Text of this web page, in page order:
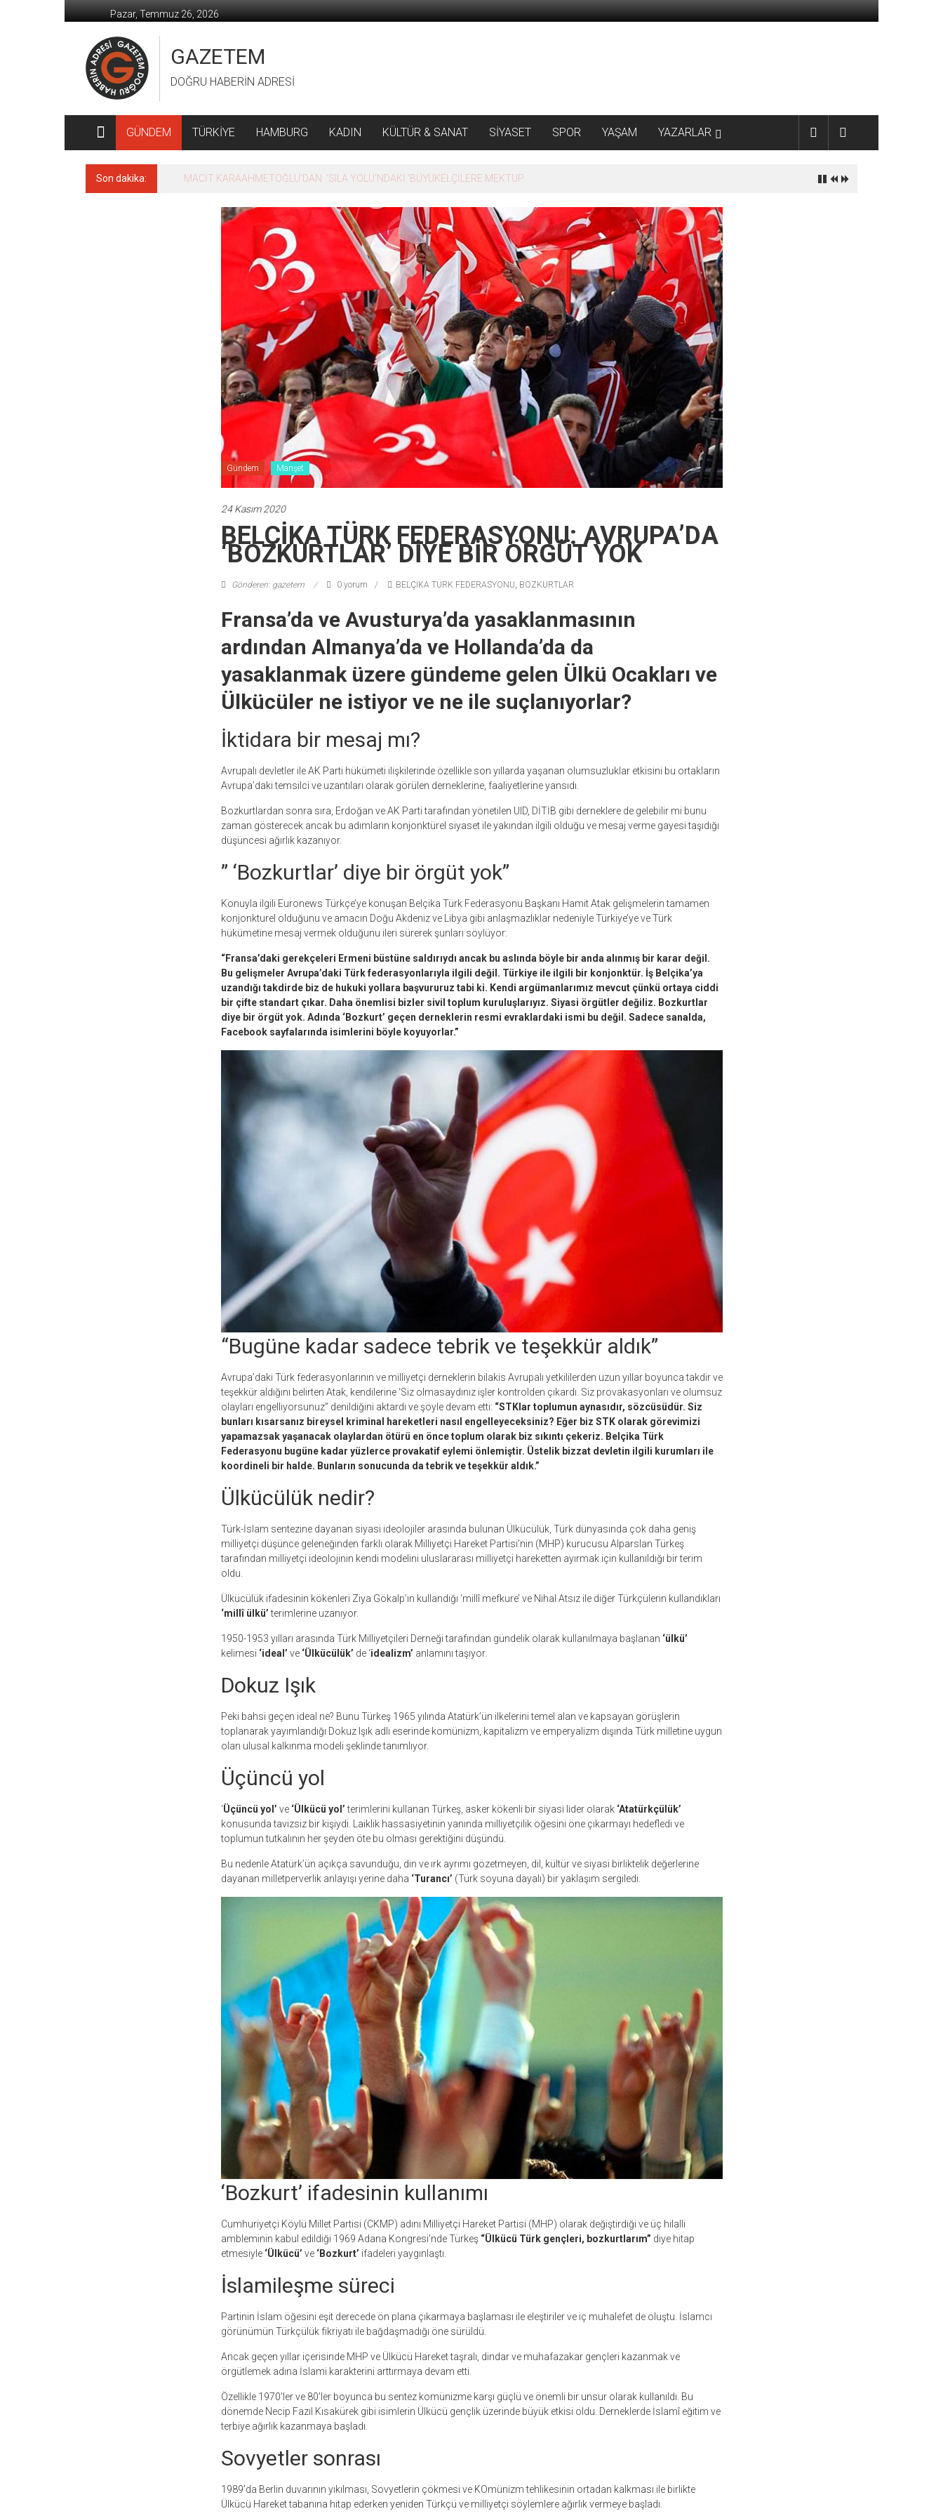
geç
Pazar, Temmuz 26, 2026
GAZETEM
DOĞRU HABERİN ADRESİ
GÜNDEM TÜRKİYE HAMBURG KADIN KÜLTÜR & SANAT SİYASET SPOR YAŞAM YAZARLAR
Son dakika: MACİT KARAAHMETOĞLU’DAN ‘SILA YOLU’NDAKİ ’BÜYÜKELÇİLERE MEKTUP
Gündem Manşet
24 Kasım 2020
BELÇİKA TÜRK FEDERASYONU: AVRUPA’DA
‘BOZKURTLAR’ DİYE BİR ÖRGÜT YOK
Gönderen: gazetem 0 yorum BELÇİKA TÜRK FEDERASYONU, BOZKURTLAR
Fransa’da ve Avusturya’da yasaklanmasının
ardından Almanya’da ve Hollanda’da da
yasaklanmak üzere gündeme gelen Ülkü Ocakları ve
Ülkücüler ne istiyor ve ne ile suçlanıyorlar?
İktidara bir mesaj mı?
Avrupalı devletler ile AK Parti hükümeti ilişkilerinde özellikle son yıllarda yaşanan olumsuzluklar etkisini bu ortakların
Avrupa’daki temsilci ve uzantıları olarak görülen derneklerine, faaliyetlerine yansıdı.
Bozkurtlardan sonra sıra, Erdoğan ve AK Parti tarafından yönetilen UID, DİTİB gibi derneklere de gelebilir mi bunu
zaman gösterecek ancak bu adımların konjonktürel siyaset ile yakından ilgili olduğu ve mesaj verme gayesi taşıdığı
düşüncesi ağırlık kazanıyor.
” ‘Bozkurtlar’ diye bir örgüt yok”
Konuyla ilgili Euronews Türkçe’ye konuşan Belçika Türk Federasyonu Başkanı Hamit Atak gelişmelerin tamamen
konjonkturel olduğunu ve amacın Doğu Akdeniz ve Libya gibi anlaşmazlıklar nedeniyle Türkiye’ye ve Türk
hükümetine mesaj vermek olduğunu ileri sürerek şunları söylüyor:
“Fransa’daki gerekçeleri Ermeni büstüne saldırıydı ancak bu aslında böyle bir anda alınmış bir karar değil.
Bu gelişmeler Avrupa’daki Türk federasyonlarıyla ilgili değil. Türkiye ile ilgili bir konjonktür. İş Belçika’ya
uzandığı takdirde biz de hukuki yollara başvururuz tabi ki. Kendi argümanlarımız mevcut çünkü ortaya ciddi
bir çifte standart çıkar. Daha önemlisi bizler sivil toplum kuruluşlarıyız. Siyasi örgütler değiliz. Bozkurtlar
diye bir örgüt yok. Adında ‘Bozkurt’ geçen derneklerin resmi evraklardaki ismi bu değil. Sadece sanalda,
Facebook sayfalarında isimlerini böyle koyuyorlar.”
“Bugüne kadar sadece tebrik ve teşekkür aldık”
Avrupa’daki Türk federasyonlarının ve milliyetçi derneklerin bilakis Avrupalı yetkililerden uzun yıllar boyunca takdir ve
teşekkür aldığını belirten Atak, kendilerine ‘Siz olmasaydınız işler kontrolden çıkardı. Siz provakasyonları ve olumsuz
olayları engelliyorsunuz” denildiğini aktardı ve şöyle devam etti: “STKlar toplumun aynasıdır, sözcüsüdür. Siz
bunları kısarsanız bireysel kriminal hareketleri nasıl engelleyeceksiniz? Eğer biz STK olarak görevimizi
yapamazsak yaşanacak olaylardan ötürü en önce toplum olarak biz sıkıntı çekeriz. Belçika Türk
Federasyonu bugüne kadar yüzlerce provakatif eylemi önlemiştir. Üstelik bizzat devletin ilgili kurumları ile
koordineli bir halde. Bunların sonucunda da tebrik ve teşekkür aldık.”
Ülkücülük nedir?
Türk-İslam sentezine dayanan siyasi ideolojiler arasında bulunan Ülkücülük, Türk dünyasında çok daha geniş
milliyetçi düşünce geleneğinden farklı olarak Milliyetçi Hareket Partisi’nin (MHP) kurucusu Alparslan Türkeş
tarafından milliyetçi ideolojinin kendi modelini uluslararası milliyetçi hareketten ayırmak için kullanıldığı bir terim
oldu.
Ülkücülük ifadesinin kökenleri Ziya Gökalp’ın kullandığı ‘millî mefkure’ ve Nihal Atsız ile diğer Türkçülerin kullandıkları
‘millî ülkü’terimlerine uzanıyor.
1950-1953 yılları arasında Türk Milliyetçileri Derneği tarafından gündelik olarak kullanılmaya başlanan ‘ülkü’
kelimesi ‘ideal’ ve ‘Ülkücülük’ de ‘idealizm’ anlamını taşıyor.
Dokuz Işık
Peki bahsi geçen ideal ne? Bunu Türkeş 1965 yılında Atatürk’ün ilkelerini temel alan ve kapsayan görüşlerin
toplanarak yayımlandığı Dokuz Işık adlı eserinde komünizm, kapitalizm ve emperyalizm dışında Türk milletine uygun
olan ulusal kalkınma modeli şeklinde tanımlıyor.
Üçüncü yol
‘Üçüncü yol’ ve ‘Ülkücü yol’terimlerini kullanan Türkeş, asker kökenli bir siyasi lider olarak ‘Atatürkçülük’
konusunda tavizsiz bir kişiydi. Laiklik hassasiyetinin yanında milliyetçilik öğesini öne çıkarmayı hedefledi ve
toplumun tutkalının her şeyden öte bu olması gerektiğini düşündü.
Bu nedenle Atatürk’ün açıkça savunduğu, din ve ırk ayrımı gözetmeyen, dil, kültür ve siyasi birliktelik değerlerine
dayanan milletperverlik anlayışı yerine daha ‘Turancı’ (Türk soyuna dayalı) bir yaklaşım sergiledi.
‘Bozkurt’ ifadesinin kullanımı
Cumhuriyetçi Köylü Millet Partisi (CKMP) adını Milliyetçi Hareket Partisi (MHP) olarak değiştirdiği ve üç hilalli
ambleminin kabul edildiği 1969 Adana Kongresi’nde Türkeş “Ülkücü Türk gençleri, bozkurtlarım” diye hitap
etmesiyle‘Ülkücü’ ve ‘Bozkurt’ ifadeleri yaygınlaştı.
İslamileşme süreci
Partinin İslam öğesini eşit derecede ön plana çıkarmaya başlaması ile eleştiriler ve iç muhalefet de oluştu. İslamcı
görünümün Türkçülük fikriyatı ile bağdaşmadığı öne sürüldü.
Ancak geçen yıllar içerisinde MHP ve Ülkücü Hareket taşralı, dindar ve muhafazakar gençleri kazanmak ve
örgütlemek adına İslami karakterini arttırmaya devam etti.
Özellikle 1970’ler ve 80’ler boyunca bu sentez komünizme karşı güçlü ve önemli bir unsur olarak kullanıldı. Bu
dönemde Necip Fazıl Kısakürek gibi isimlerin Ülkücü gençlik üzerinde büyük etkisi oldu. Derneklerde İslamî eğitim ve
terbiye ağırlık kazanmaya başladı.
Sovyetler sonrası
1989’da Berlin duvarının yıkılması, Sovyetlerin çökmesi ve KOmünizm tehlikesinin ortadan kalkması ile birlikte
Ülkücü Hareket tabanına hitap ederken yeniden Türkçü ve milliyetçi söylemlere ağırlık vermeye başladı.